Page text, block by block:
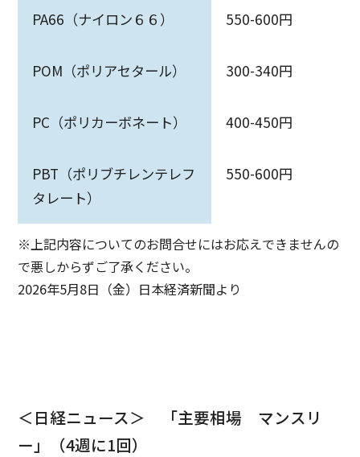
PA66（ナイロン６６） 550-600円
POM（ポリアセタール） 300-340円
PC（ポリカーボネート） 400-450円
PBT（ポリブチレンテレフ
タレート）
550-600円
※上記内容についてのお問合せにはお応えできませんの
で悪しからずご了承ください。
2026年5月8日（金）日本経済新聞より
＜日経ニュース＞ 「主要相場 マンスリ
ー」（4週に1回）